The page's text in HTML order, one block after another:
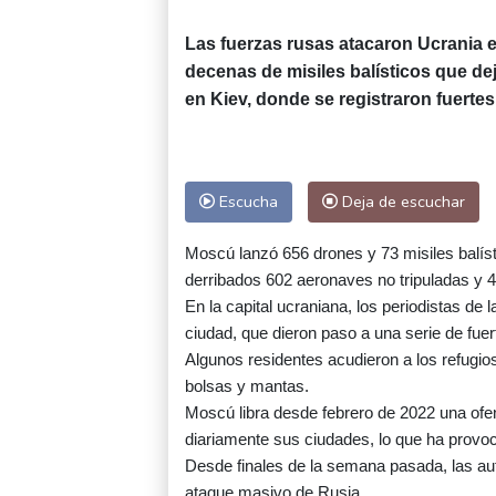
Las fuerzas rusas atacaron Ucrania
decenas de misiles balísticos que
en Kiev, donde se registraron
Escucha Deja de escuchar
Moscú lanzó 656 drones y 73 misiles
derribados 602 aeronaves no tripuladas y
En la capital ucraniana, los periodistas de
ciudad, que dieron paso a una serie de
Algunos residentes acudieron a los
bolsas y mantas.
Moscú libra desde febrero de 2022 una
diariamente sus ciudades, lo que ha
Desde finales de la semana pasada, las